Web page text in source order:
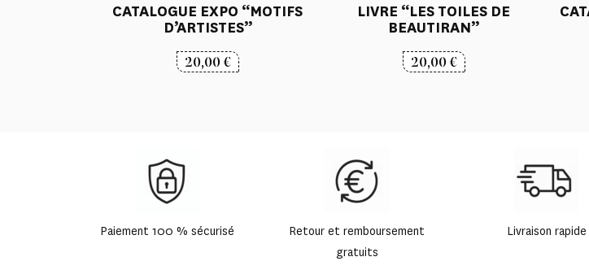
CATALOGUE EXPO “MOTIFS
D’ARTISTES”
20,00€
LIVRE “LES TOILES DE
BEAUTIRAN”
20,00€
Paiement 100 % sécurisé
Retour et remboursement
gratuits
Livraison rapide